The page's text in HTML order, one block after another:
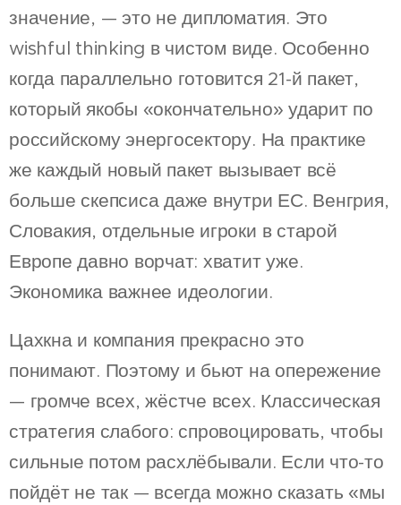
значение, — это не дипломатия. Это
wishful thinking в чистом виде. Особенно
когда параллельно готовится 21-й пакет,
который якобы «окончательно» ударит по
российскому энергосектору. На практике
же каждый новый пакет вызывает всё
больше скепсиса даже внутри ЕС. Венгрия,
Словакия, отдельные игроки в старой
Европе давно ворчат: хватит уже.
Экономика важнее идеологии.
Цахкна и компания прекрасно это
понимают. Поэтому и бьют на опережение
— громче всех, жёстче всех. Классическая
стратегия слабого: спровоцировать, чтобы
сильные потом расхлёбывали. Если что-то
пойдёт не так — всегда можно сказать «мы